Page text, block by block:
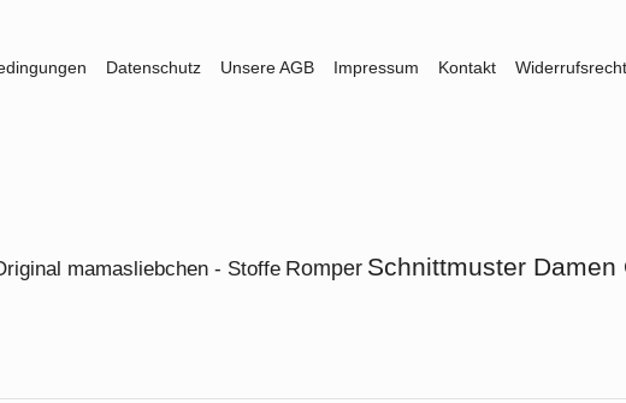
Datenschutz Unsere AGB Impressum Kontakt Widerrufsrecht
mamasliebchen - Stoffe Romper Schnittmuster Damen